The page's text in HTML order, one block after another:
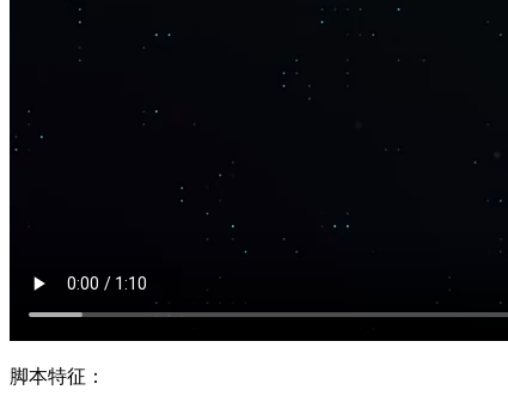
脚本特征：